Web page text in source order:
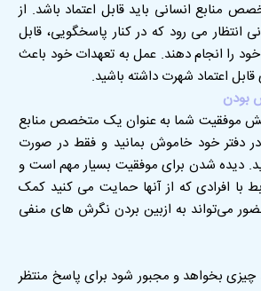
منابع انسانی باید قابل اعتماد باشد. از
انتظار می رود که در کنار پاسخگویی، قابل
را انجام دهند. عمل به تعهدات خود باعث
اعتماد شهرت داشته باشید.
بودن
موفقیت شما به عنوان یک متخصص منابع
دفتر خود خاموش بمانید و فقط در صورت
دیده شدن برای موفقیت بسیار مهم است و
با افرادی که از آنها حمایت می کنید کمک
می‌تواند به ازبین بردن نگرش های منفی
بخواهد و مجبور شود برای پاسخ منتظر